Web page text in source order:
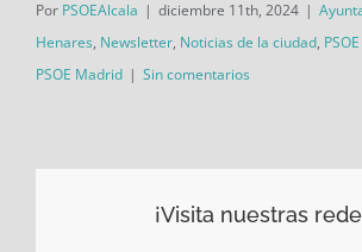
Por PSOEAlcala | diciembre 11th, 2024 |
Henares, Newsletter, Noticias de la ciudad,
PSOE Madrid | Sin comentarios
¡Visita nuestras